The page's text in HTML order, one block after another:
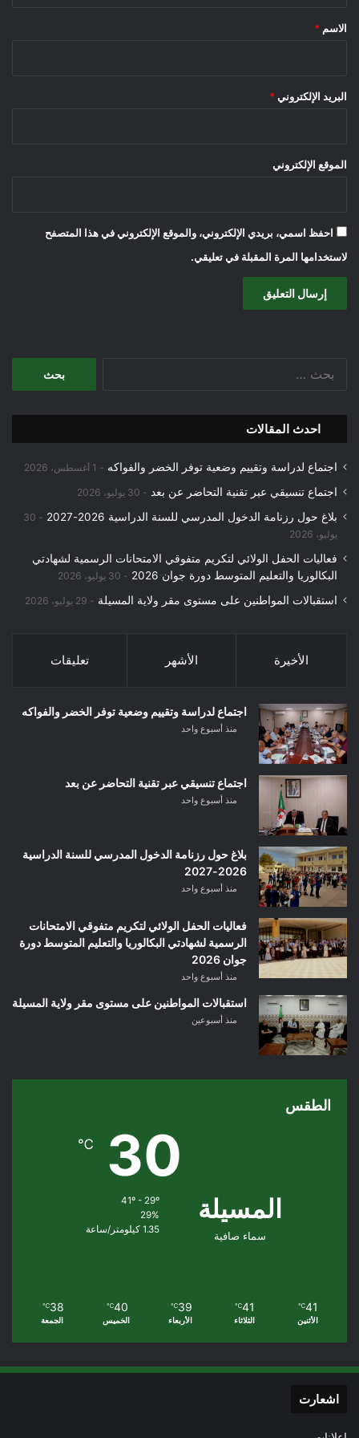
*
الاسم *
البريد الإلكتروني *
الموقع الإلكتروني
احفظ اسمي، بريدي الإلكتروني، والموقع الإلكتروني في هذا المتصفح
لاستخدامها المرة المقبلة في تعليقي.
احدث المقالات
اجتماع لدراسة وتقييم وضعية توفر الخضر والفواكه 1 أغسطس، 2026
اجتماع تنسيقي عبر تقنية التحاضر عن بعد 30 يوليو، 2026
بلاغ حول رزنامة الدخول المدرسي للسنة الدراسية 2026-2027
30
يوليو، 2026
فعاليات الحفل الولائي لتكريم متفوقي الامتحانات الرسمية لشهادتي
البكالوريا والتعليم المتوسط دورة جوان 2026
30 يوليو، 2026
استقبالات المواطنين على مستوى مقر ولاية المسيلة 29 يوليو، 2026
الأخيرة الأشهر تعليقات
اجتماع لدراسة وتقييم وضعية توفر الخضر والفواكه
منذ أسبوع واحد
اجتماع تنسيقي عبر تقنية التحاضر عن بعد
منذ أسبوع واحد
بلاغ حول رزنامة الدخول المدرسي للسنة الدراسية
2026-2027
منذ أسبوع واحد
فعاليات الحفل الولائي لتكريم متفوقي الامتحانات
الرسمية لشهادتي البكالوريا والتعليم المتوسط دورة
جوان 2026
منذ أسبوع واحد
استقبالات المواطنين على مستوى مقر ولاية المسيلة
منذ أسبوعين
الطقس
المسيلة
سماء صافية
30
℃
41º - 29º
29%
1.35 كيلومتر/ساعة
41
℃
الأثنين
41
℃
الثلاثاء
39
℃
الأربعاء
40
℃
الخميس
38
℃
الجمعة
اشعارت